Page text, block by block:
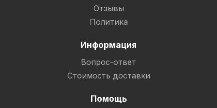
Отзывы
Политика
Информация
Вопрос-ответ
Стоимость доставки
Помощь